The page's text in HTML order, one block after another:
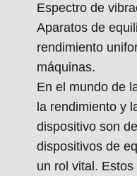
Espectro de
Aparatos de
rendimiento
máquinas.
En el mundo de
la rendimiento y
dispositivo son
dispositivos de
un rol vital.